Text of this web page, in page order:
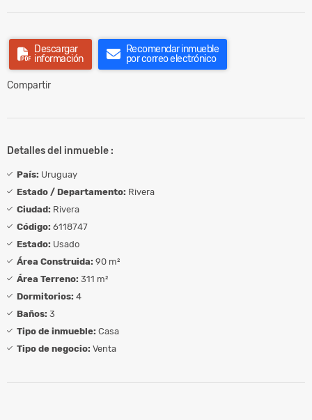
Descargar
información
Recomendar inmueble
por correo electrónico
Compartir
Detalles del inmueble :
País: Uruguay
Estado / Departamento: Rivera
Ciudad: Rivera
Código: 6118747
Estado: Usado
Área Construida: 90 m²
Área Terreno: 311 m²
Dormitorios: 4
Baños: 3
Tipo de inmueble: Casa
Tipo de negocio: Venta